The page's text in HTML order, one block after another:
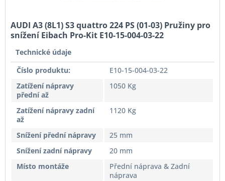
AUDI A3 (8L1) S3 quattro 224 PS (01-03) Pružiny pro
snížení Eibach Pro-Kit E10-15-004-03-22
Technické údaje
Číslo produktu:
E10-15-004-03-22
Zatížení nápravy
přední až
1050 Kg
Zatížení nápravy zadní
až
1120 Kg
Snížení přední nápravy
25 mm
Snížení zadní nápravy
20 mm
Místo montáže
Přední náprava & Zadní
náprava